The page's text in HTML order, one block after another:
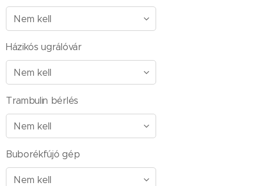
Házikós ugrálóvár
Trambulin bérlés
Buborékfújó gép